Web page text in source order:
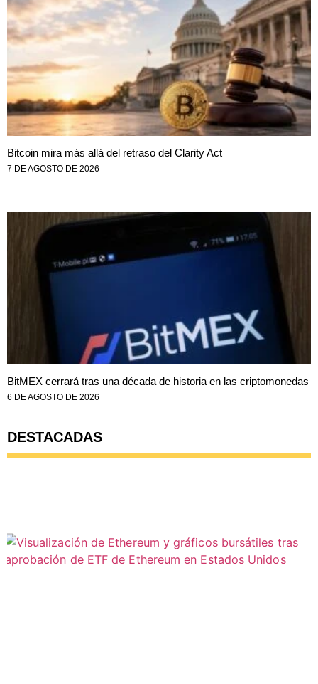
Bitcoin mira más allá del retraso del Clarity Act
7 DE AGOSTO DE 2026
BitMEX cerrará tras una década de historia en las criptomonedas
6 DE AGOSTO DE 2026
DESTACADAS